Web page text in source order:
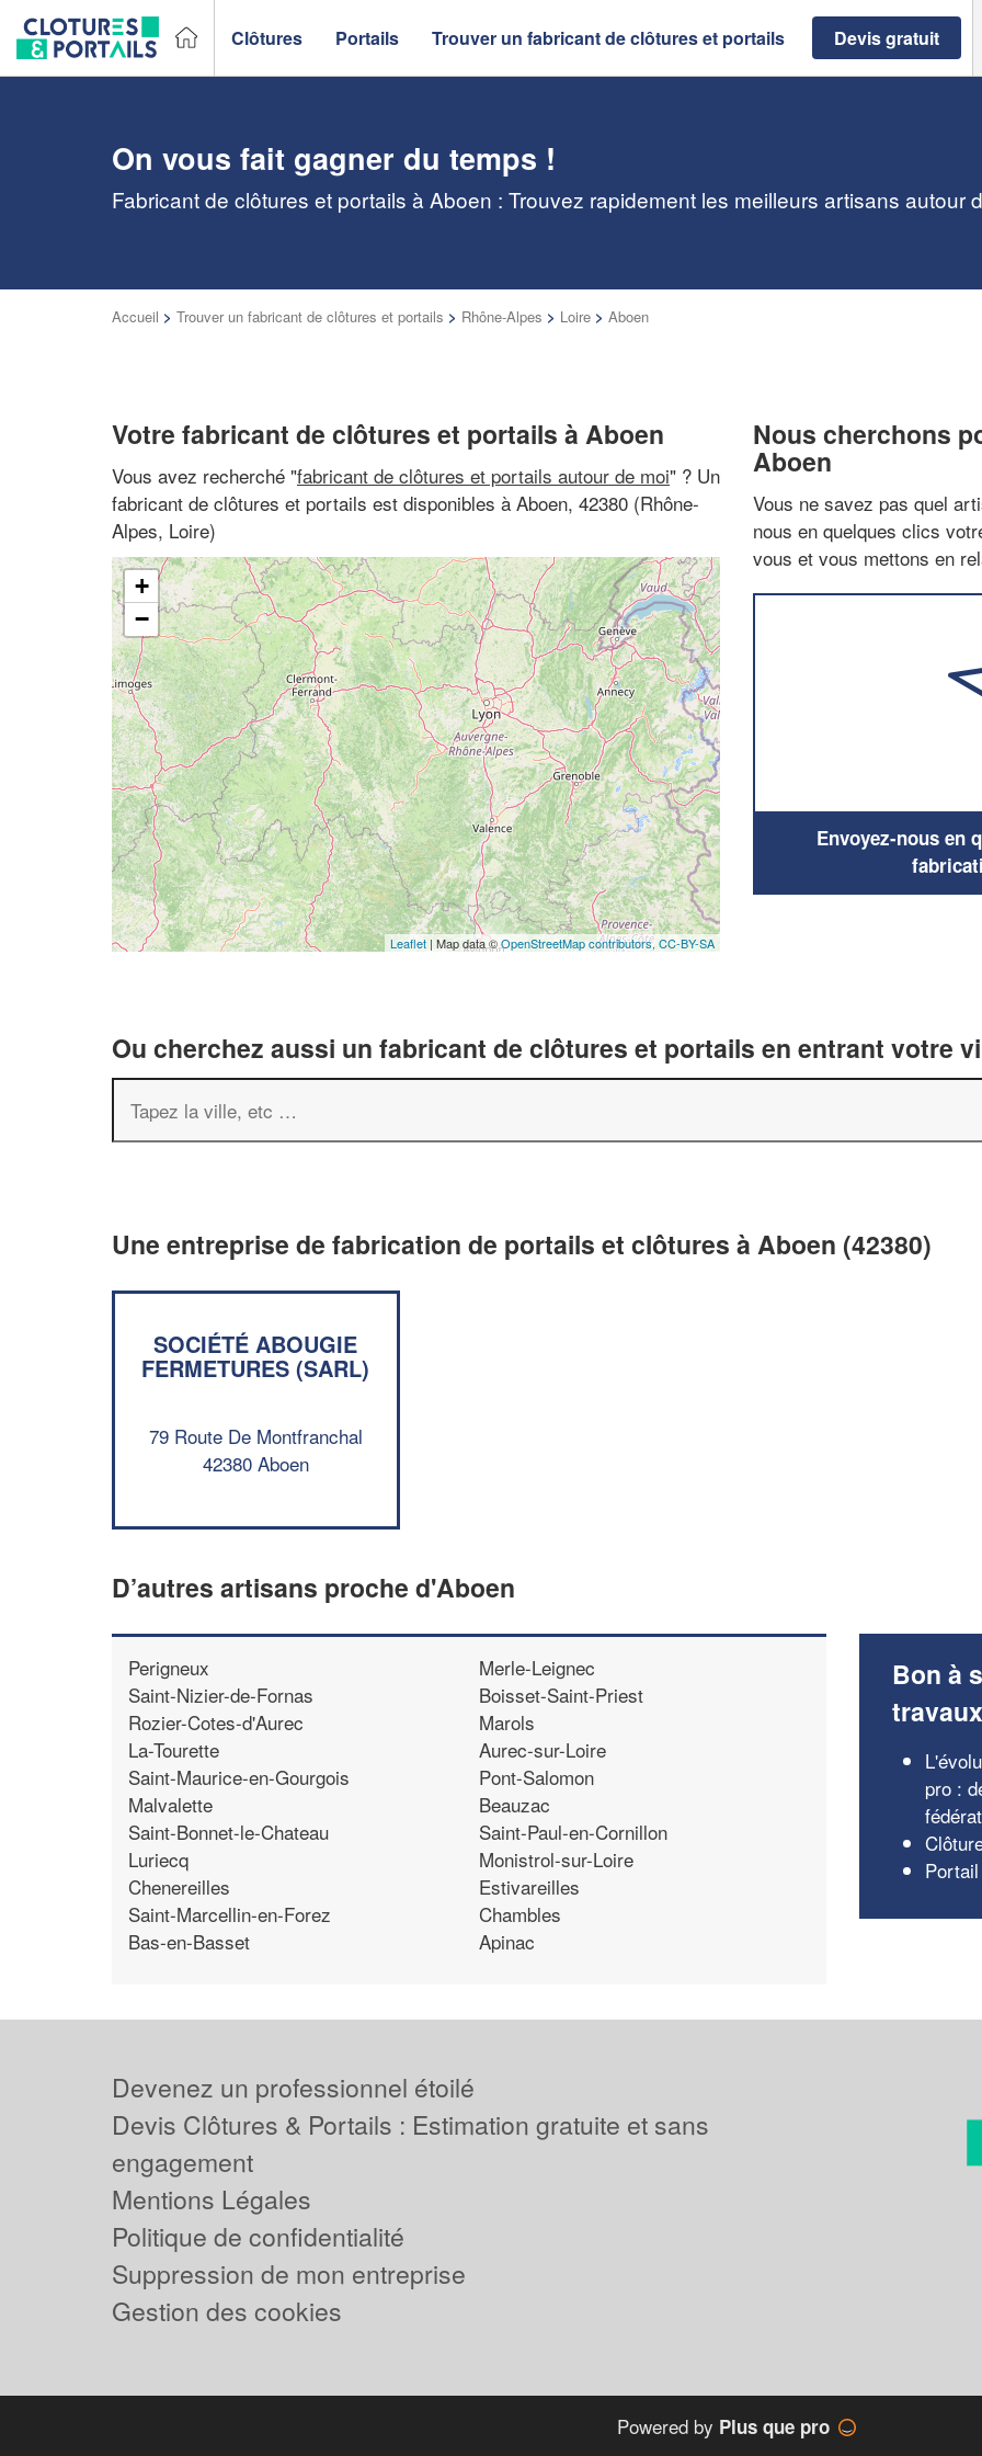
Clôtures Portails Trouver un fabricant de clôtures et portails Devis gratuit
On vous fait gagner du temps !
Fabricant de clôtures et portails à Aboen : Trouvez rapidement les meilleurs artisans autour
Accueil > Trouver un fabricant de clôtures et portails > Rhône-Alpes > Loire > Aboen
Votre fabricant de clôtures et portails à Aboen
Vous avez recherché "fabricant de clôtures et portails autour de moi" ? Un
fabricant de clôtures et portails est disponibles à Aboen, 42380 (Rhône-
Alpes, Loire)
+
−
Leaflet | Map data ©OpenStreetMap contributors, CC-BY-SA
Nous cherchons
Aboen
Vous ne savez pas quel
nous en quelques clics
vous et vous mettons en
Envoyez-nous en
Ou cherchez aussi un fabricant de clôtures et portails en entrant votre
Une entreprise de fabrication de portails et clôtures à Aboen (42380)
SOCIÉTÉ ABOUGIE
FERMETURES (SARL)
79 Route De Montfranchal
42380 Aboen
D’autres artisans proche d'Aboen
Perigneux
Saint-Nizier-de-Fornas
Rozier-Cotes-d'Aurec
La-Tourette
Saint-Maurice-en-Gourgois
Malvalette
Saint-Bonnet-le-Chateau
Luriecq
Chenereilles
Saint-Marcellin-en-Forez
Bas-en-Basset
Merle-Leignec
Boisset-Saint-Priest
Marols
Aurec-sur-Loire
Pont-Salomon
Beauzac
Saint-Paul-en-Cornillon
Monistrol-sur-Loire
Estivareilles
Chambles
Apinac
Bon à
travaux
pro :
Devenez un professionnel étoilé
Devis Clôtures & Portails : Estimation gratuite et sans
engagement
Mentions Légales
Politique de confidentialité
Suppression de mon entreprise
Gestion des cookies
Powered by Plus que pro